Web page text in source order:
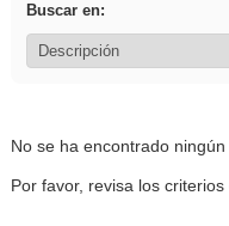
Buscar en:
No se ha encontrado ningún
Por favor, revisa los